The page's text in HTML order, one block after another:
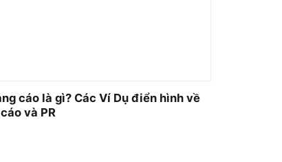
cáo là gì? Các Ví Dụ điển hình về
và PR